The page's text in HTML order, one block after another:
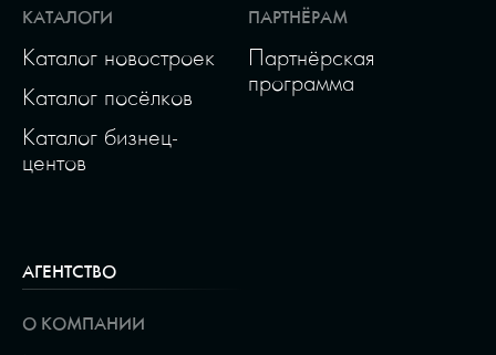
КАТАЛОГИ
Каталог новостроек
Каталог посёлков
Каталог бизнец-
центов
ПАРТНЁРАМ
Партнёрская
программа
АГЕНТСТВО
О КОМПАНИИ